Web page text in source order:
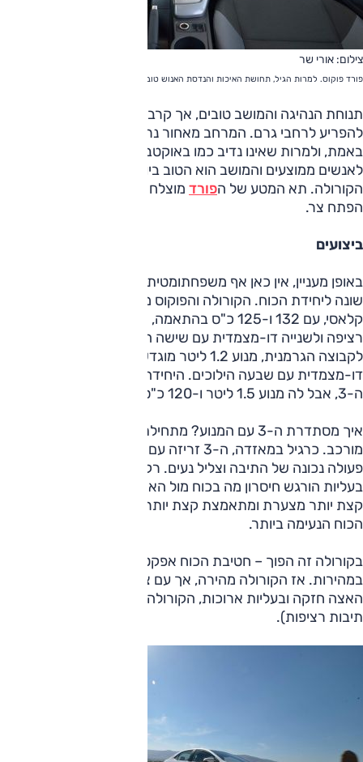
צילום: אורי שר
פורד פוקוס. למרות הגיל, תחושת האיכות והנדסת האנוש טובה
תנוחת הנהיגה והמושב טובים, אך קרבת הקונסולה עלולה
להפריע לרחבי גרם. המרחב מאחור נראה קטן ממה שהוא
באמת, ולמרות שאינו נדיב כמו באוקטביה או בקורולה, הוא מספק
לאנשים ממוצעים והמושב הוא הטוב ביותר כאן, קצת לפני
הקורולה. תא המטע של הפורד מוצלח פחות, וכמו במאזדה
הפתח צר.
ביצועים
באופן מעניין, אין כאן אף משפחתומטית קלאסית, ולכל יצרן נוסחה
קלאסי, עם 132 ו-125 כ"ס בהתאמה, אלא שלראשונה תיבה
רציפה ולשנייה דו-מצמדית עם שישה הילוכים. לאוקטביה, כיאה
דו-מצמדית עם שבעה הילוכים. היחידה עם תיבה מסורתית היא
ה-3, אבל לה מנוע 1.5 ליטר ו-120 כ"ס.
איך מסתדרת ה-3 עם המנוע? מתחילת הדרך הבנו שהסיפור
מורכב. כרגיל במאזדה, ה-3 זריזה עם תגובה טובה למצערת,
פעולה נכונה של התיבה וצליל נעים. רק במהירויות גבוהות או
בעליות הורגש חיסרון מה בכוח מול האחרות. היא פשוט דורשת
קצת יותר מצערת ומתאמצת קצת יותר. מאידך, בעיר זו חטיבת
הכוח הנעימה ביותר.
בקורולה זה הפוך – חטיבת הכוח אפקטיבית יותר ככל שעולים
במהירות. אז הקורולה מהירה, אך עם צליל לא נעים בעליל. בכל
האצה חזקה ובעליות ארוכות, הקורולה הפכה רועשת (כדרכן של
תיבות רציפות).